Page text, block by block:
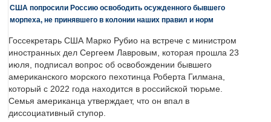
США попросили Россию освободить осужденного бывшего
морпеха, не принявшего в колонии наших правил и норм
Госсекретарь США Марко Рубио на встрече с министром
иностранных дел Сергеем Лавровым, которая прошла 23
июля, подписал вопрос об освобождении бывшего
американского морского пехотинца Роберта Гилмана,
который с 2022 года находится в российской тюрьме.
Семья американца утверждает, что он впал в
диссоциативный ступор.